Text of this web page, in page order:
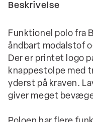
Beskrivelse
Funktionel polo fra
åndbart modalstof
Der er printet logo
knappestolpe med
yderst på kraven.
giver meget